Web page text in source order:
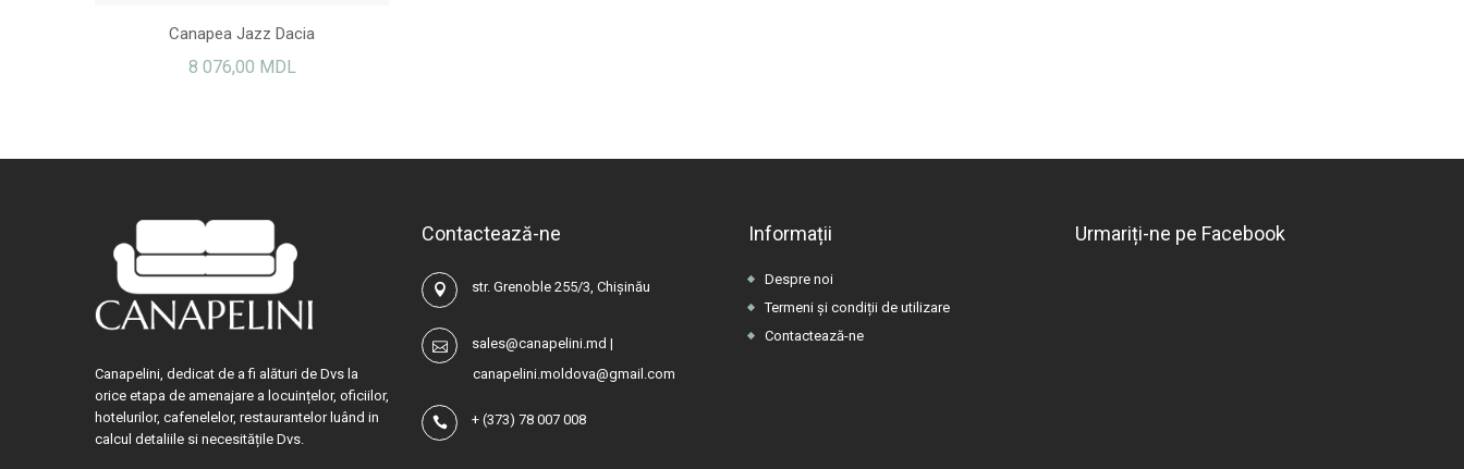
Canapea Jazz Dacia
8 076,00 MDL
Canapelini, dedicat de a fi alături de Dvs la
orice etapa de amenajare a locuințelor, oficiilor,
hotelurilor, cafenelelor, restaurantelor luând in
calcul detaliile si necesitățile Dvs.
Contactează-ne
str. Grenoble 255/3, Chișinău
sales@canapelini.md |
canapelini.moldova@gmail.com
+ (373) 78 007 008
Informații
Despre noi
Termeni și condiții de utilizare
Contactează-ne
Urmariți-ne pe Facebook